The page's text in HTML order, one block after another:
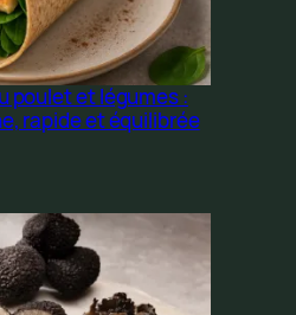
poulet et légumes :
rapide et équilibrée